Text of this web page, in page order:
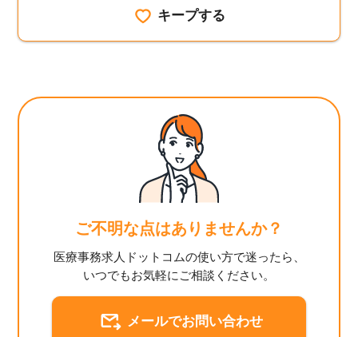
キープする
ご不明な点はありませんか？
医療事務求人ドットコムの使い方で迷ったら、
いつでもお気軽にご相談ください。
メールでお問い合わせ